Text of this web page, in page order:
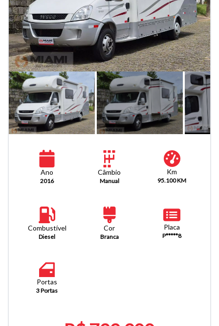
Ano
2016
Câmbio
Manual
Km
95.100 KM
Combustível
Diesel
Cor
Branca
Placa
P*****8
Portas
3 Portas